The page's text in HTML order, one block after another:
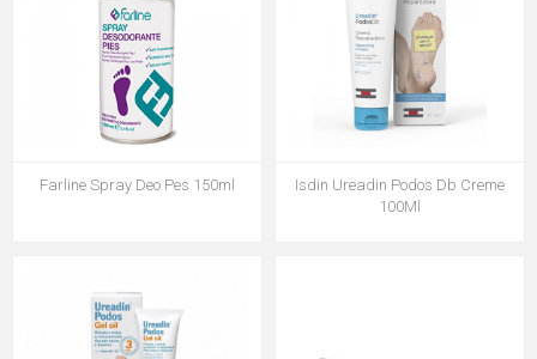
Farline Spray Deo Pes 150ml
Isdin Ureadin Podos Db Creme
100Ml